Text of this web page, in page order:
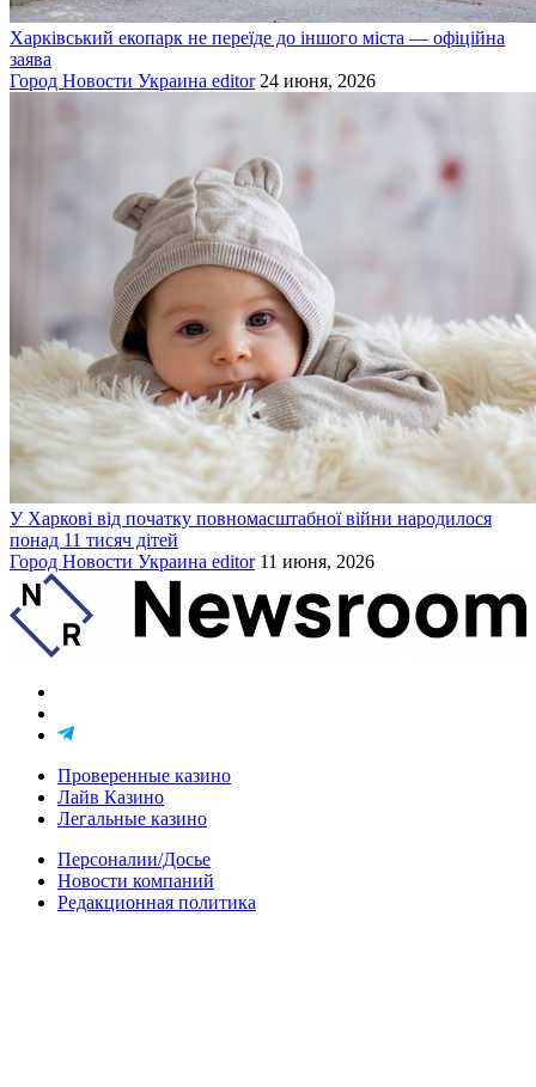
Харківський екопарк не переїде до іншого міста — офіційна
заява
Город Новости Украина editor 24 июня, 2026
У Харкові від початку повномасштабної війни народилося
понад 11 тисяч дітей
Город Новости Украина editor 11 июня, 2026
Проверенные казино
Лайв Казино
Легальные казино
Персоналии/Досье
Новости компаний
Редакционная политика